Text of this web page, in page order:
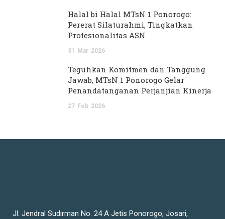
Halal bi Halal MTsN 1 Ponorogo:
Pererat Silaturahmi, Tingkatkan
Profesionalitas ASN
31 Mar 2026
Teguhkan Komitmen dan Tanggung
Jawab, MTsN 1 Ponorogo Gelar
Penandatanganan Perjanjian Kinerja
27 Feb 2026
Jl. Jendral Sudirman No. 24 A Jetis Ponorogo, Josari,